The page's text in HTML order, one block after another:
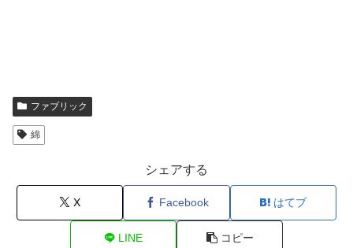
ファブリック
綿
シェアする
X Facebook はてブ
LINE コピー